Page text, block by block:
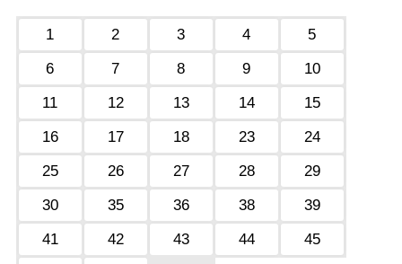
1 2 3 4
5
6
7 8 9
10
11
12 13 14
15
16
17 18 23
24
25
26 27 28
29
30
35 36 38
39
41
42 43 44
45